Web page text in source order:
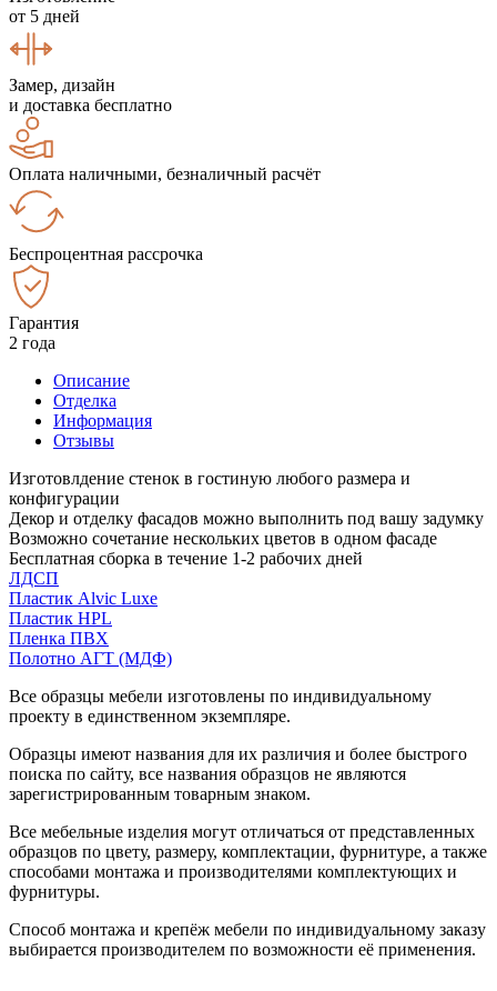
от 5 дней
Замер, дизайн
и доставка бесплатно
Оплата наличными, безналичный расчёт
Беспроцентная рассрочка
Гарантия
2 года
Описание
Отделка
Информация
Отзывы
Изготовлдение стенок в гостиную любого размера и
конфигурации
Декор и отделку фасадов можно выполнить под вашу задумку
Возможно сочетание нескольких цветов в одном фасаде
Бесплатная сборка в течение 1-2 рабочих дней
ЛДСП
Пластик Alvic Luxe
Пластик HPL
Пленка ПВХ
Полотно АГТ (МДФ)
Все образцы мебели изготовлены по индивидуальному
проекту в единственном экземпляре.
Образцы имеют названия для их различия и более быстрого
поиска по сайту, все названия образцов не являются
зарегистрированным товарным знаком.
Все мебельные изделия могут отличаться от представленных
образцов по цвету, размеру, комплектации, фурнитуре, а также
способами монтажа и производителями комплектующих и
фурнитуры.
Способ монтажа и крепёж мебели по индивидуальному заказу
выбирается производителем по возможности её применения.